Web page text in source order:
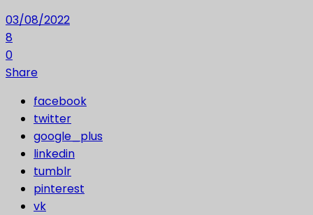
03/08/2022
8
0
Share
facebook
twitter
google_plus
linkedin
tumblr
pinterest
vk